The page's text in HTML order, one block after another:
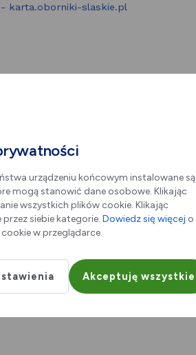
karta.oborniki-slaskie.pl
urządzeniu końcowym instalowane są
mogą stanowić dane osobowe. Klikając
wszystkich plików cookie. Klikając
przez siebie kategorie. Dowiedz się więcej o
w przeglądarce.
Akceptuję wszystkie